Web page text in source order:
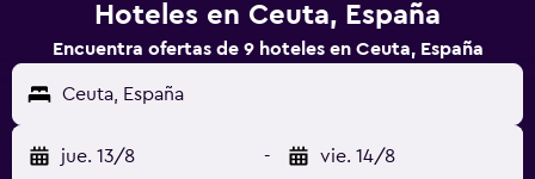
Hoteles en Ceuta, España
Encuentra ofertas de 9 hoteles en Ceuta, España
Ceuta, España
jue. 13/8 - vie. 14/8